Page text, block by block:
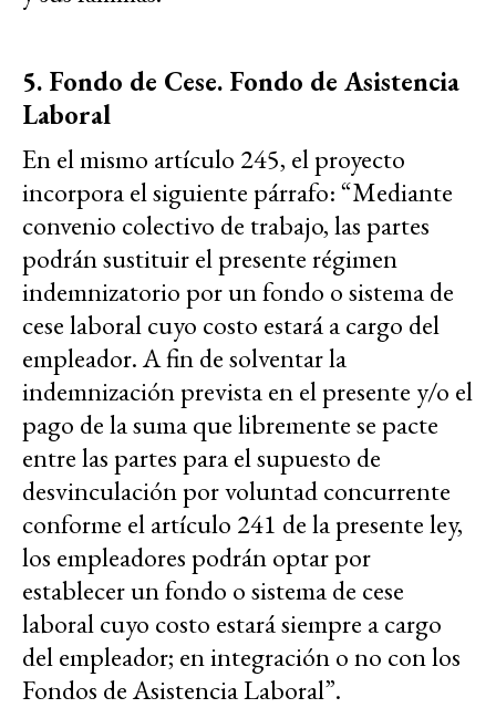
5. Fondo de Cese. Fondo de Asistencia
Laboral
En el mismo artículo 245, el proyecto
incorpora el siguiente párrafo: “Mediante
convenio colectivo de trabajo, las partes
podrán sustituir el presente régimen
indemnizatorio por un fondo o sistema de
cese laboral cuyo costo estará a cargo del
empleador. A fin de solventar la
indemnización prevista en el presente y/o el
pago de la suma que libremente se pacte
entre las partes para el supuesto de
desvinculación por voluntad concurrente
conforme el artículo 241 de la presente ley,
los empleadores podrán optar por
establecer un fondo o sistema de cese
laboral cuyo costo estará siempre a cargo
del empleador; en integración o no con los
Fondos de Asistencia Laboral”.